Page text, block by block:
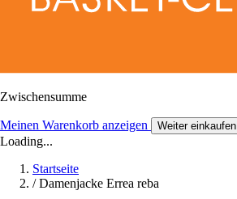
Zwischensumme
Meinen Warenkorb anzeigen Weiter einkaufen
Loading...
Startseite
/ Damenjacke Errea reba